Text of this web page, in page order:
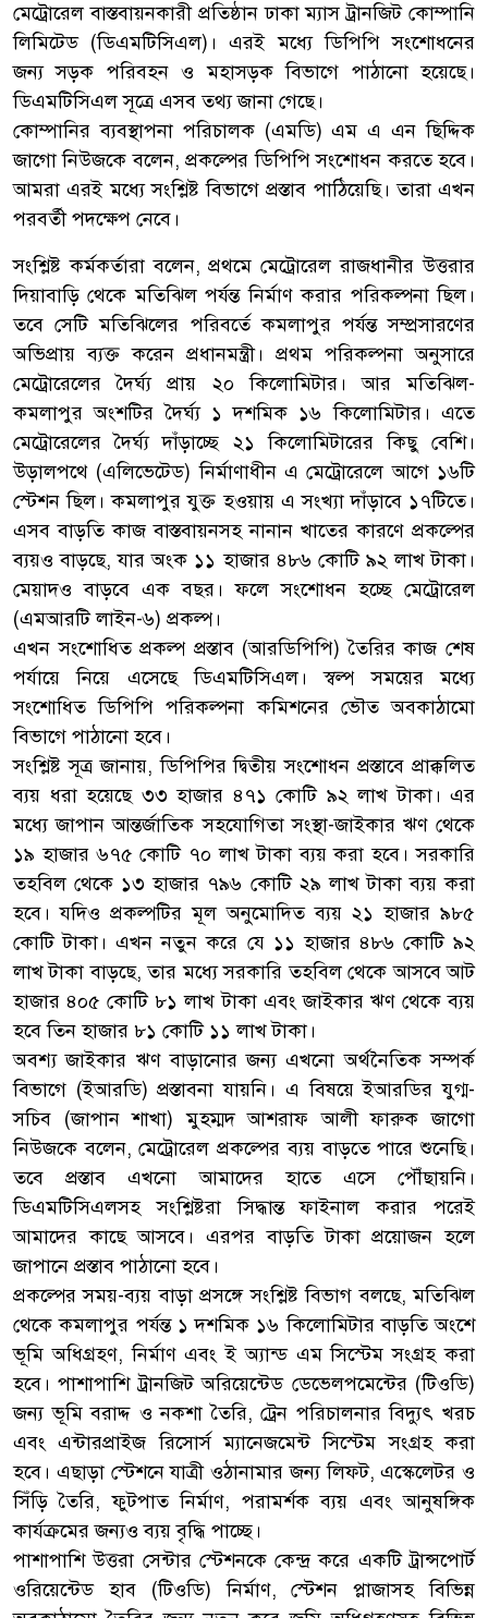
মেট্রোরেল বাস্তবায়নকারী প্রতিষ্ঠান ঢাকা ম্যাস ট্রানজিট কোম্পানি
লিমিটেড (ডিএমটিসিএল)। এরই মধ্যে ডিপিপি সংশোধনের
জন্য সড়ক পরিবহন ও মহাসড়ক বিভাগে পাঠানো হয়েছে।
ডিএমটিসিএল সূত্রে এসব তথ্য জানা গেছে।
কোম্পানির ব্যবস্থাপনা পরিচালক (এমডি) এম এ এন ছিদ্দিক
জাগো নিউজকে বলেন, প্রকল্পের ডিপিপি সংশোধন করতে হবে।
আমরা এরই মধ্যে সংশ্লিষ্ট বিভাগে প্রস্তাব পাঠিয়েছি। তারা এখন
পরবর্তী পদক্ষেপ নেবে।
সংশ্লিষ্ট কর্মকর্তারা বলেন, প্রথমে মেট্রোরেল রাজধানীর উত্তরার
দিয়াবাড়ি থেকে মতিঝিল পর্যন্ত নির্মাণ করার পরিকল্পনা ছিল।
তবে সেটি মতিঝিলের পরিবর্তে কমলাপুর পর্যন্ত সম্প্রসারণের
অভিপ্রায় ব্যক্ত করেন প্রধানমন্ত্রী। প্রথম পরিকল্পনা অনুসারে
মেট্রোরেলের দৈর্ঘ্য প্রায় ২০ কিলোমিটার। আর মতিঝিল-
কমলাপুর অংশটির দৈর্ঘ্য ১ দশমিক ১৬ কিলোমিটার। এতে
মেট্রোরেলের দৈর্ঘ্য দাঁড়াচ্ছে ২১ কিলোমিটারের কিছু বেশি।
উড়ালপথে (এলিভেটেড) নির্মাণাধীন এ মেট্রোরেলে আগে ১৬টি
স্টেশন ছিল। কমলাপুর যুক্ত হওয়ায় এ সংখ্যা দাঁড়াবে ১৭টিতে।
এসব বাড়তি কাজ বাস্তবায়নসহ নানান খাতের কারণে প্রকল্পের
ব্যয়ও বাড়ছে, যার অংক ১১ হাজার ৪৮৬ কোটি ৯২ লাখ টাকা।
মেয়াদও বাড়বে এক বছর। ফলে সংশোধন হচ্ছে মেট্রোরেল
(এমআরটি লাইন-৬) প্রকল্প।
এখন সংশোধিত প্রকল্প প্রস্তাব (আরডিপিপি) তৈরির কাজ শেষ
পর্যায়ে নিয়ে এসেছে ডিএমটিসিএল। স্বল্প সময়ের মধ্যে
সংশোধিত ডিপিপি পরিকল্পনা কমিশনের ভৌত অবকাঠামো
বিভাগে পাঠানো হবে।
সংশ্লিষ্ট সূত্র জানায়, ডিপিপির দ্বিতীয় সংশোধন প্রস্তাবে প্রাক্কলিত
ব্যয় ধরা হয়েছে ৩৩ হাজার ৪৭১ কোটি ৯২ লাখ টাকা। এর
মধ্যে জাপান আন্তর্জাতিক সহযোগিতা সংস্থা-জাইকার ঋণ থেকে
১৯ হাজার ৬৭৫ কোটি ৭০ লাখ টাকা ব্যয় করা হবে। সরকারি
তহবিল থেকে ১৩ হাজার ৭৯৬ কোটি ২৯ লাখ টাকা ব্যয় করা
হবে। যদিও প্রকল্পটির মূল অনুমোদিত ব্যয় ২১ হাজার ৯৮৫
কোটি টাকা। এখন নতুন করে যে ১১ হাজার ৪৮৬ কোটি ৯২
লাখ টাকা বাড়ছে, তার মধ্যে সরকারি তহবিল থেকে আসবে আট
হাজার ৪০৫ কোটি ৮১ লাখ টাকা এবং জাইকার ঋণ থেকে ব্যয়
হবে তিন হাজার ৮১ কোটি ১১ লাখ টাকা।
অবশ্য জাইকার ঋণ বাড়ানোর জন্য এখনো অর্থনৈতিক সম্পর্ক
বিভাগে (ইআরডি) প্রস্তাবনা যায়নি। এ বিষয়ে ইআরডির যুগ্ম-
সচিব (জাপান শাখা) মুহম্মদ আশরাফ আলী ফারুক জাগো
নিউজকে বলেন, মেট্রোরেল প্রকল্পের ব্যয় বাড়তে পারে শুনেছি।
তবে প্রস্তাব এখনো আমাদের হাতে এসে পৌঁছায়নি।
ডিএমটিসিএলসহ সংশ্লিষ্টরা সিদ্ধান্ত ফাইনাল করার পরেই
আমাদের কাছে আসবে। এরপর বাড়তি টাকা প্রয়োজন হলে
জাপানে প্রস্তাব পাঠানো হবে।
প্রকল্পের সময়-ব্যয় বাড়া প্রসঙ্গে সংশ্লিষ্ট বিভাগ বলছে, মতিঝিল
থেকে কমলাপুর পর্যন্ত ১ দশমিক ১৬ কিলোমিটার বাড়তি অংশে
ভূমি অধিগ্রহণ, নির্মাণ এবং ই অ্যান্ড এম সিস্টেম সংগ্রহ করা
হবে। পাশাপাশি ট্রানজিট অরিয়েন্টেড ডেভেলপমেন্টের (টিওডি)
জন্য ভূমি বরাদ্দ ও নকশা তৈরি, ট্রেন পরিচালনার বিদ্যুৎ খরচ
এবং এন্টারপ্রাইজ রিসোর্স ম্যানেজমেন্ট সিস্টেম সংগ্রহ করা
হবে। এছাড়া স্টেশনে যাত্রী ওঠানামার জন্য লিফট, এস্কেলেটর ও
সিঁড়ি তৈরি, ফুটপাত নির্মাণ, পরামর্শক ব্যয় এবং আনুষঙ্গিক
কার্যক্রমের জন্যও ব্যয় বৃদ্ধি পাচ্ছে।
পাশাপাশি উত্তরা সেন্টার স্টেশনকে কেন্দ্র করে একটি ট্রান্সপোর্ট
ওরিয়েন্টেড হাব (টিওডি) নির্মাণ, স্টেশন প্লাজাসহ বিভিন্ন